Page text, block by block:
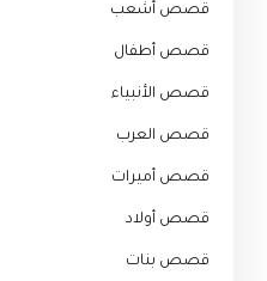
قصص أشعب
قصص أطفال
قصص الأنبياء
قصص العرب
قصص أميرات
قصص أولاد
قصص بنات